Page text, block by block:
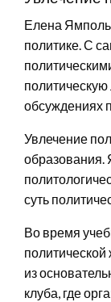
Елена
политике. С
политическую
обсуждениях
Увлечение
образования.
суть
Во время
из
клуба, где